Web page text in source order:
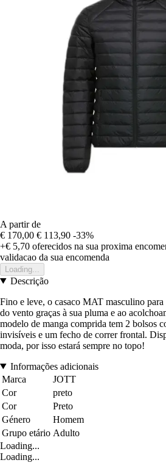
A partir de
€ 170,00 € 113,90 -33%
+€ 5,70 oferecidos na sua proxima
validacao da sua encomenda
Loading...
Descrição
Fino e leve, o casaco MAT masculino
do vento graças à sua pluma e ao
modelo de manga comprida tem 2 bolsos
invisíveis e um fecho de correr frontal.
moda, por isso estará sempre no topo!
Informações adicionais
Marca
JOTT
Cor
preto
Cor
Preto
Género
Homem
Grupo etário Adulto
Loading...
Loading...